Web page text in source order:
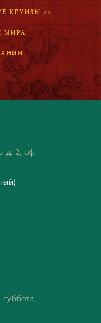
КРУИЗЫ >>
МИРА
д. 2, оф.